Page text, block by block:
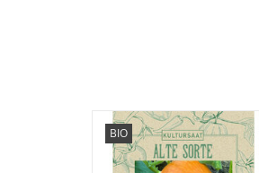
BIO
Entdecken Sie unseren seltenen,
historischen Kürbis wieder, der
fast in Vergessenheit geraten ist!